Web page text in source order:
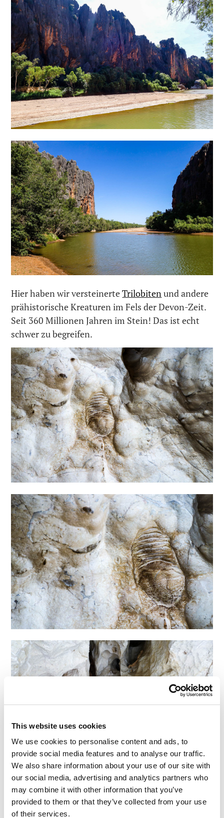
This website uses cookies
We use cookies to personalise content and ads, to
provide social media features and to analyse our traffic.
We also share information about your use of our site with
our social media, advertising and analytics partners who
may combine it with other information that you’ve
provided to them or that they’ve collected from your use
of their services.
Hier haben wir versteinerteTrilobitenund andere
prähistorische Kreaturen im Fels der Devon-Zeit.
Seit 360 Millionen Jahren im Stein! Das ist echt
schwer zu begreifen.
Ok, dieser schöne Strand ist toll und einen Besuch
wert, aber er ist es nicht unbedingt wert, zu lange